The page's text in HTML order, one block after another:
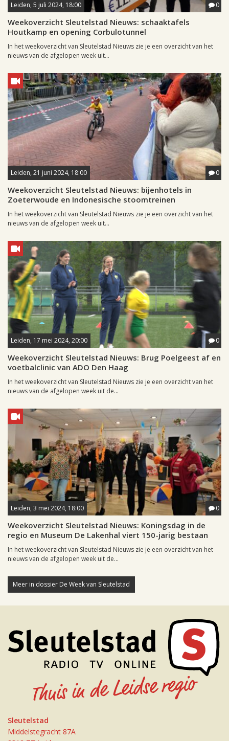
Leiden, 5 juli 2024, 18:00 0
Weekoverzicht Sleutelstad Nieuws: schaaktafels
Houtkamp en opening Corbulotunnel
In het weekoverzicht van Sleutelstad Nieuws zie je een overzicht van het
nieuws van de afgelopen week uit...
Leiden, 21 juni 2024, 18:00 0
Weekoverzicht Sleutelstad Nieuws: bijenhotels in
Zoeterwoude en Indonesische stoomtreinen
In het weekoverzicht van Sleutelstad Nieuws zie je een overzicht van het
nieuws van de afgelopen week uit...
Leiden, 17 mei 2024, 20:00 0
Weekoverzicht Sleutelstad Nieuws: Brug Poelgeest af en
voetbalclinic van ADO Den Haag
In het weekoverzicht van Sleutelstad Nieuws zie je een overzicht van het
nieuws van de afgelopen week uit de...
Leiden, 3 mei 2024, 18:00 0
Weekoverzicht Sleutelstad Nieuws: Koningsdag in de
regio en Museum De Lakenhal viert 150-jarig bestaan
In het weekoverzicht van Sleutelstad Nieuws zie je een overzicht van het
nieuws van de afgelopen week uit de...
Meer in dossier De Week van Sleutelstad
Sleutelstad
Middelstegracht 87A